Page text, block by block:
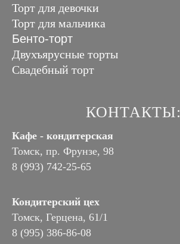
Торт для девочки
Торт для мальчика
Бенто-торт
Двухъярусные торты
Свадебный торт
КОНТАКТЫ:
Кафе - кондитерская
Томск, пр. Фрунзе, 98
8 (993) 742-25-65
Кондитерский цех
Томск, Герцена, 61/1
8 (995) 386-86-08